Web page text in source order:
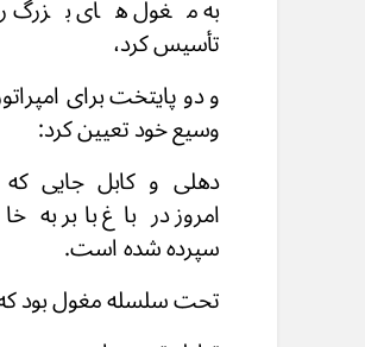
به مغول های بزرگ
تأسیس کرد،
و دو پایتخت برای
وسیع خود تعیین کرد:
دهلی و کابل جایی که
امروز در باغ بابر به
سپرده شده است.
تحت سلسله مغول بود